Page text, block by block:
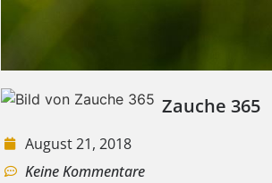
Zauche 365
August 21, 2018
Keine Kommentare